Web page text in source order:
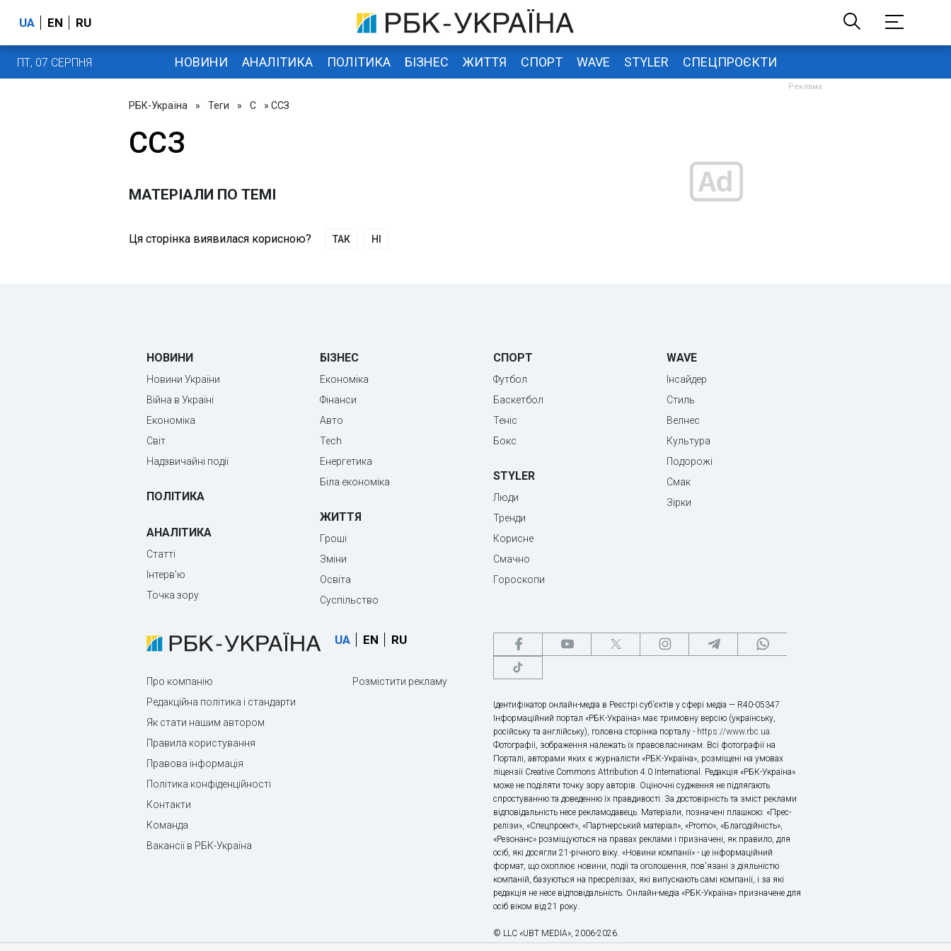
UA EN RU
ПТ, 07 СЕРПНЯ НОВИНИ АНАЛІТИКА ПОЛІТИКА БІЗНЕС ЖИТТЯ СПОРТ WAVE STYLER СПЕЦПРОЄКТИ
РБК-Україна » Теги » С » ССЗ
ССЗ
МАТЕРІАЛИ ПО ТЕМІ
Ця сторінка виявилася корисною? ТАК НІ
НОВИНИ
Новини України
Війна в Україні
Економіка
Світ
Надзвичайні події
ПОЛІТИКА
АНАЛІТИКА
Статті
Інтерв'ю
Точка зору
БІЗНЕС
Економіка
Фінанси
Авто
Tech
Енергетика
Біла економіка
ЖИТТЯ
Гроші
Зміни
Освіта
Суспільство
СПОРТ
Футбол
Баскетбол
Теніс
Бокс
STYLER
Люди
Тренди
Корисне
Смачно
Гороскопи
WAVE
Інсайдер
Стиль
Велнес
Культура
Подорожі
Смак
Зірки
UA EN RU
Про компанію
Редакційна політика і стандарти
Як стати нашим автором
Правила користування
Правова інформація
Політика конфіденційності
Контакти
Команда
Вакансії в РБК-Україна
Розмістити рекламу
Ідентифікатор онлайн-медіа в Реєстрі суб’єктів у сфері медіа — R40-05347
Інформаційний портал «РБК-Україна» має тримовну версію (українську,
російську та англійську), головна сторінка порталу - https://www.rbc.ua.
Фотографії, зображення належать їх правовласникам. Всі фотографії на
Порталі, авторами яких є журналісти «РБК-Україна», розміщені на умовах
ліцензії Creative Commons Attribution 4.0 International. Редакція «РБК-Україна»
може не поділяти точку зору авторів. Оціночні судження не підлягають
спростуванню та доведенню їх правдивості. За достовірність та зміст реклами
відповідальність несе рекламодавець. Матеріали, позначені плашкою: «Прес-
релізи», «Спецпроект», «Партнерський матеріал», «Promo», «Благодійність»,
«Резонанс» розміщуються на правах реклами і призначені, як правило, для
осіб, які досягли 21-річного віку. «Новини компанії» - це інформаційний
формат, що охоплює новини, події та оголошення, пов'язані з діяльністю
компаній, базуються на пресрелізах, які випускають самі компанії, і за які
редакція не несе відповідальність. Онлайн-медіа «РБК-Україна» призначене для
осіб віком від 21 року.
© LLC «UBT MEDIA», 2006-2026.